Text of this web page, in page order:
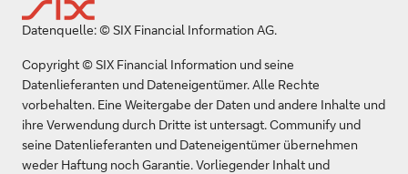
Datenquelle: © SIX Financial Information AG.
Copyright © SIX Financial Information und seine
Datenlieferanten und Dateneigentümer. Alle Rechte
vorbehalten. Eine Weitergabe der Daten und andere Inhalte und
ihre Verwendung durch Dritte ist untersagt. Communify und
seine Datenlieferanten und Dateneigentümer übernehmen
weder Haftung noch Garantie. Vorliegender Inhalt und